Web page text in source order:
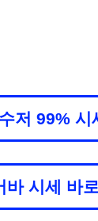
저 99% 시
바 시세 바로